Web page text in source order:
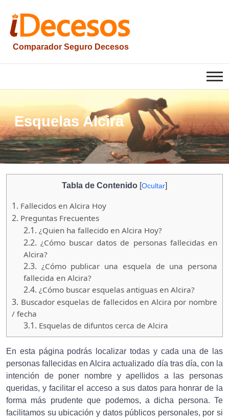
contenido
Comparador Seguro Decesos
iesquelas
Esquelas Alcira
Tabla de Contenido [Ocultar]
1. Fallecidos en Alcira Hoy
2. Preguntas Frecuentes
2.1. ¿Quien ha fallecido en Alcira Hoy?
2.2. ¿Cómo buscar datos de personas fallecidas en
Alcira?
2.3. ¿Cómo publicar una esquela de una persona
fallecida en Alcira?
2.4. ¿Cómo buscar esquelas antiguas en Alcira?
3. Buscador esquelas de fallecidos en Alcira por nombre
/ fecha
3.1. Esquelas de difuntos cerca de Alcira
En esta página podrás localizar todas y cada una de las
personas fallecidas en Alcira actualizado día tras día, con la
intención de poner nombre y apellidos a las personas
queridas, y facilitar el acceso a sus datos para honrar de la
forma más prudente que podemos, a dicha persona. Te
facilitamos su ubicación y datos públicos personales, por si